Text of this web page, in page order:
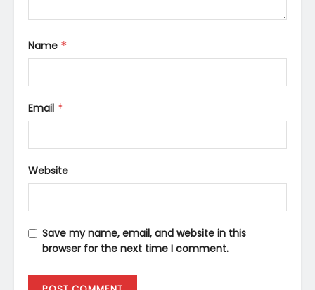
Name *
Email *
Website
Save my name, email, and website in this
browser for the next time I comment.